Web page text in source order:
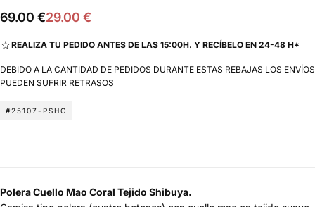
29.00
Precio
69.00 €Precio
29.00 €
REALIZA TU PEDIDO ANTES DE LAS 15:00H. Y RECÍBELO EN 24-48 H*
DEBIDO A LA CANTIDAD DE PEDIDOS DURANTE ESTAS REBAJAS LOS ENVÍOS
PUEDEN SUFRIR RETRASOS
#25107-PSHC
PoleraCuello Mao Coral Tejido Shibuya.